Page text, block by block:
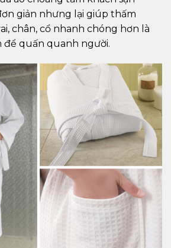
giản nhưng lại giúp thấm
chân, cổ nhanh chóng hơn là
để quấn quanh người.